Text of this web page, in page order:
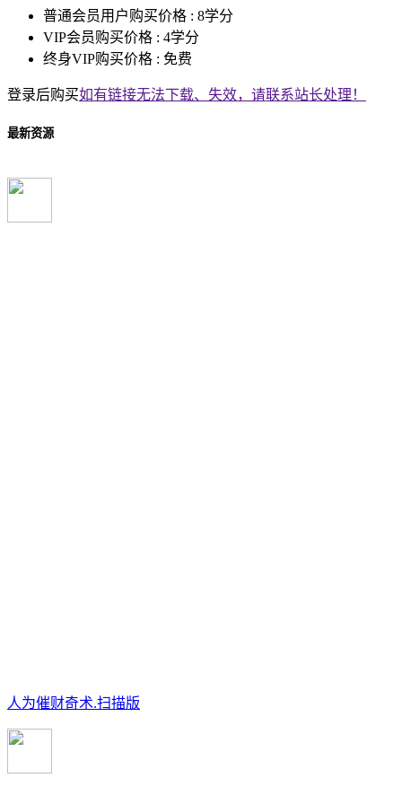
普通会员用户购买价格 : 8学分
VIP会员购买价格 : 4学分
终身VIP购买价格 : 免费
登录后购买如有链接无法下载、失效，请联系站长处理！
最新资源
人为催财奇术.扫描版